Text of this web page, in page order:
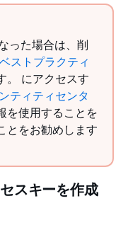
った場合は、削
ストプラクティ
。 にアクセスす
ティティセンタ
を使用することを
とをお勧めします
スキーを作成